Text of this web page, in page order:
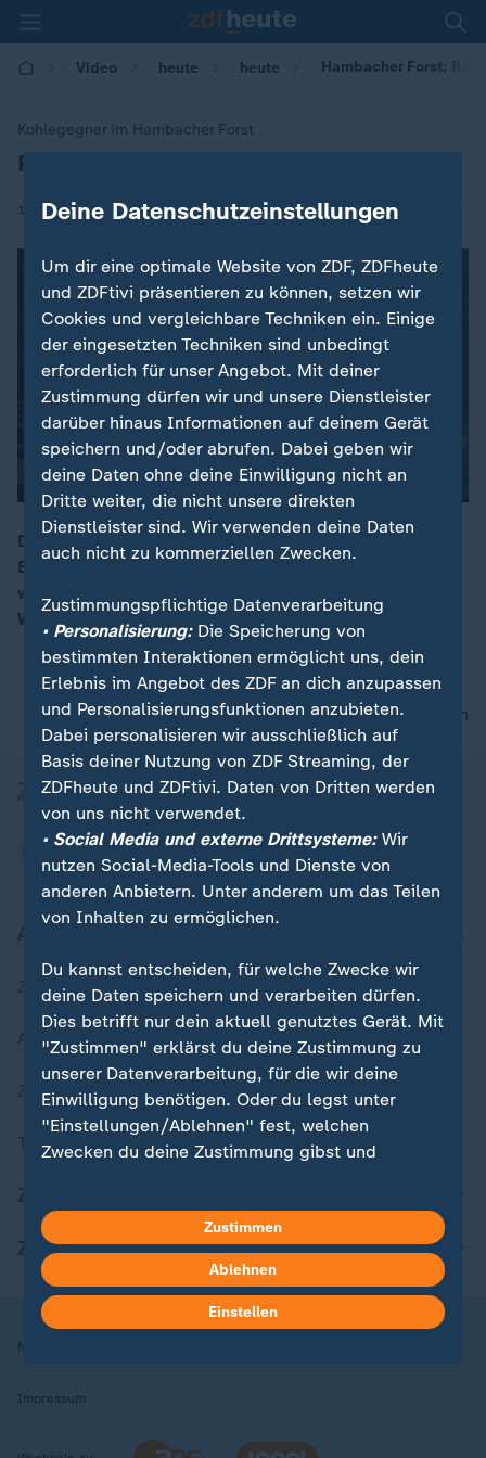
Video heute heute Hambacher Forst:
Kohlegegner im Hambacher Forst
:Räumung soll fortgesetzt werden
15.09.2018 | 09:10
Die Polizei will die Räumung der Baumhäuser von
Braunkohlegegnern im Hambacher Forst fortsetzen. Es
werden erneut Proteste gegen die Abholzung des
Waldes erwartet.
nach oben
Zuletzt veröffentlicht
Aktuelle Sendungs-Videos
ZDFheute Stories
Themen im Überblick
ZDFheute Apps
Nutzungsbedingungen
Impressum
Deine Datenschutzeinstellungen
Um dir eine optimale Website von ZDF, ZDFheute
und ZDFtivi präsentieren zu können, setzen wir
Cookies und vergleichbare Techniken ein. Einige
der eingesetzten Techniken sind unbedingt
erforderlich für unser Angebot. Mit deiner
Zustimmung dürfen wir und unsere Dienstleister
darüber hinaus Informationen auf deinem Gerät
speichern und/oder abrufen. Dabei geben wir
deine Daten ohne deine Einwilligung nicht an
Dritte weiter, die nicht unsere direkten
Dienstleister sind. Wir verwenden deine Daten
auch nicht zu kommerziellen Zwecken.
Zustimmungspflichtige Datenverarbeitung
• Personalisierung:Die Speicherung von
bestimmten Interaktionen ermöglicht uns, dein
Erlebnis im Angebot des ZDF an dich anzupassen
und Personalisierungsfunktionen anzubieten.
Dabei personalisieren wir ausschließlich auf
Basis deiner Nutzung von ZDF Streaming, der
ZDFheute und ZDFtivi. Daten von Dritten werden
von uns nicht verwendet.
• Social Media und externe Drittsysteme:Wir
nutzen Social-Media-Tools und Dienste von
anderen Anbietern. Unter anderem um das Teilen
von Inhalten zu ermöglichen.
Du kannst entscheiden, für welche Zwecke wir
deine Daten speichern und verarbeiten dürfen.
Dies betrifft nur dein aktuell genutztes Gerät. Mit
"Zustimmen" erklärst du deine Zustimmung zu
unserer Datenverarbeitung, für die wir deine
Einwilligung benötigen. Oder du legst unter
"Einstellungen/Ablehnen" fest, welchen
Zwecken du deine Zustimmung gibst und
in deinen Einstellungen widerrufen oder ändern.
Hier findest du das Impressum.
Weitere Informationen findest du in unserer
Datenschutzerklärung.
Zustimmen
Ablehnen
Einstellen